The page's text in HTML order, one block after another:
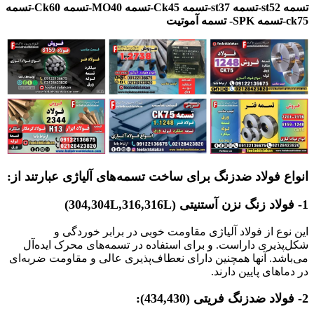
تسمه st52-تسمه st37-تسمه Ck45-تسمه MO40-تسمه Ck60-تسمه
ck75-تسمه SPK- تسمه آموتیت
انواع فولاد ضدزنگ برای ساخت تسمه‌های آلیاژی عبارتند از:
1- فولاد زنگ نزن آستنیتی (304,304L,316,316L)
این نوع از فولاد آلیاژی مقاومت خوبی در برابر خوردگی و
شکل‌پذیری داراست. و برای استفاده در تسمه‌های محرک ایده‌آل
می‌باشد. آنها همچنین دارای نعطاف‌پذیری عالی و مقاومت ضربه‌ای
در دماهای پایین دارند.
2- فولاد ضدزنگ فریتی (434,430):